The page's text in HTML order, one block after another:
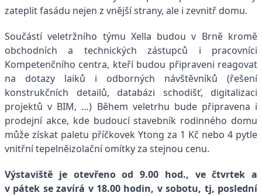
zateplit fasádu nejen z vnější strany, ale i zevnitř domu.
Součástí veletržního týmu Xella budou v Brně kromě
obchodních a technických zástupců i pracovníci
Kompetenčního centra, kteří budou připraveni reagovat
na dotazy laiků i odborných návštěvníků (řešení
konstrukčních detailů, databázi schodišť, digitalizaci
projektů v BIM, …) Během veletrhu bude připravena i
prodejní akce, kde budoucí stavebník rodinného domu
může získat paletu příčkovek Ytong za 1 Kč nebo 4 pytle
vnitřní tepelněizolační omítky za stejnou cenu.
Výstaviště je otevřeno od 9.00 hod., ve čtvrtek a
v pátek se zavírá v 18.00 hodin, v sobotu, tj, poslední